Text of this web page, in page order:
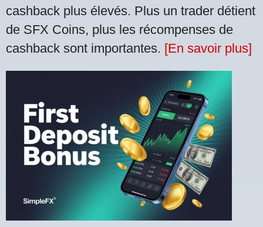
cashback plus élevés. Plus un trader détient
de SFX Coins, plus les récompenses de
cashback sont importantes. [En savoir plus]